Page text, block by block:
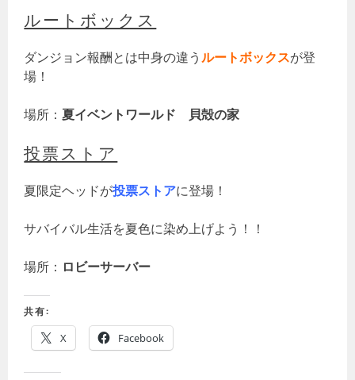
ルートボックス
ダンジョン報酬とは中身の違うルートボックスが登
場！
場所：夏イベントワールド 貝殻の家
投票ストア
夏限定ヘッドが投票ストアに登場！
サバイバル生活を夏色に染め上げよう！！
場所： ロビーサーバー
共有:
X Facebook